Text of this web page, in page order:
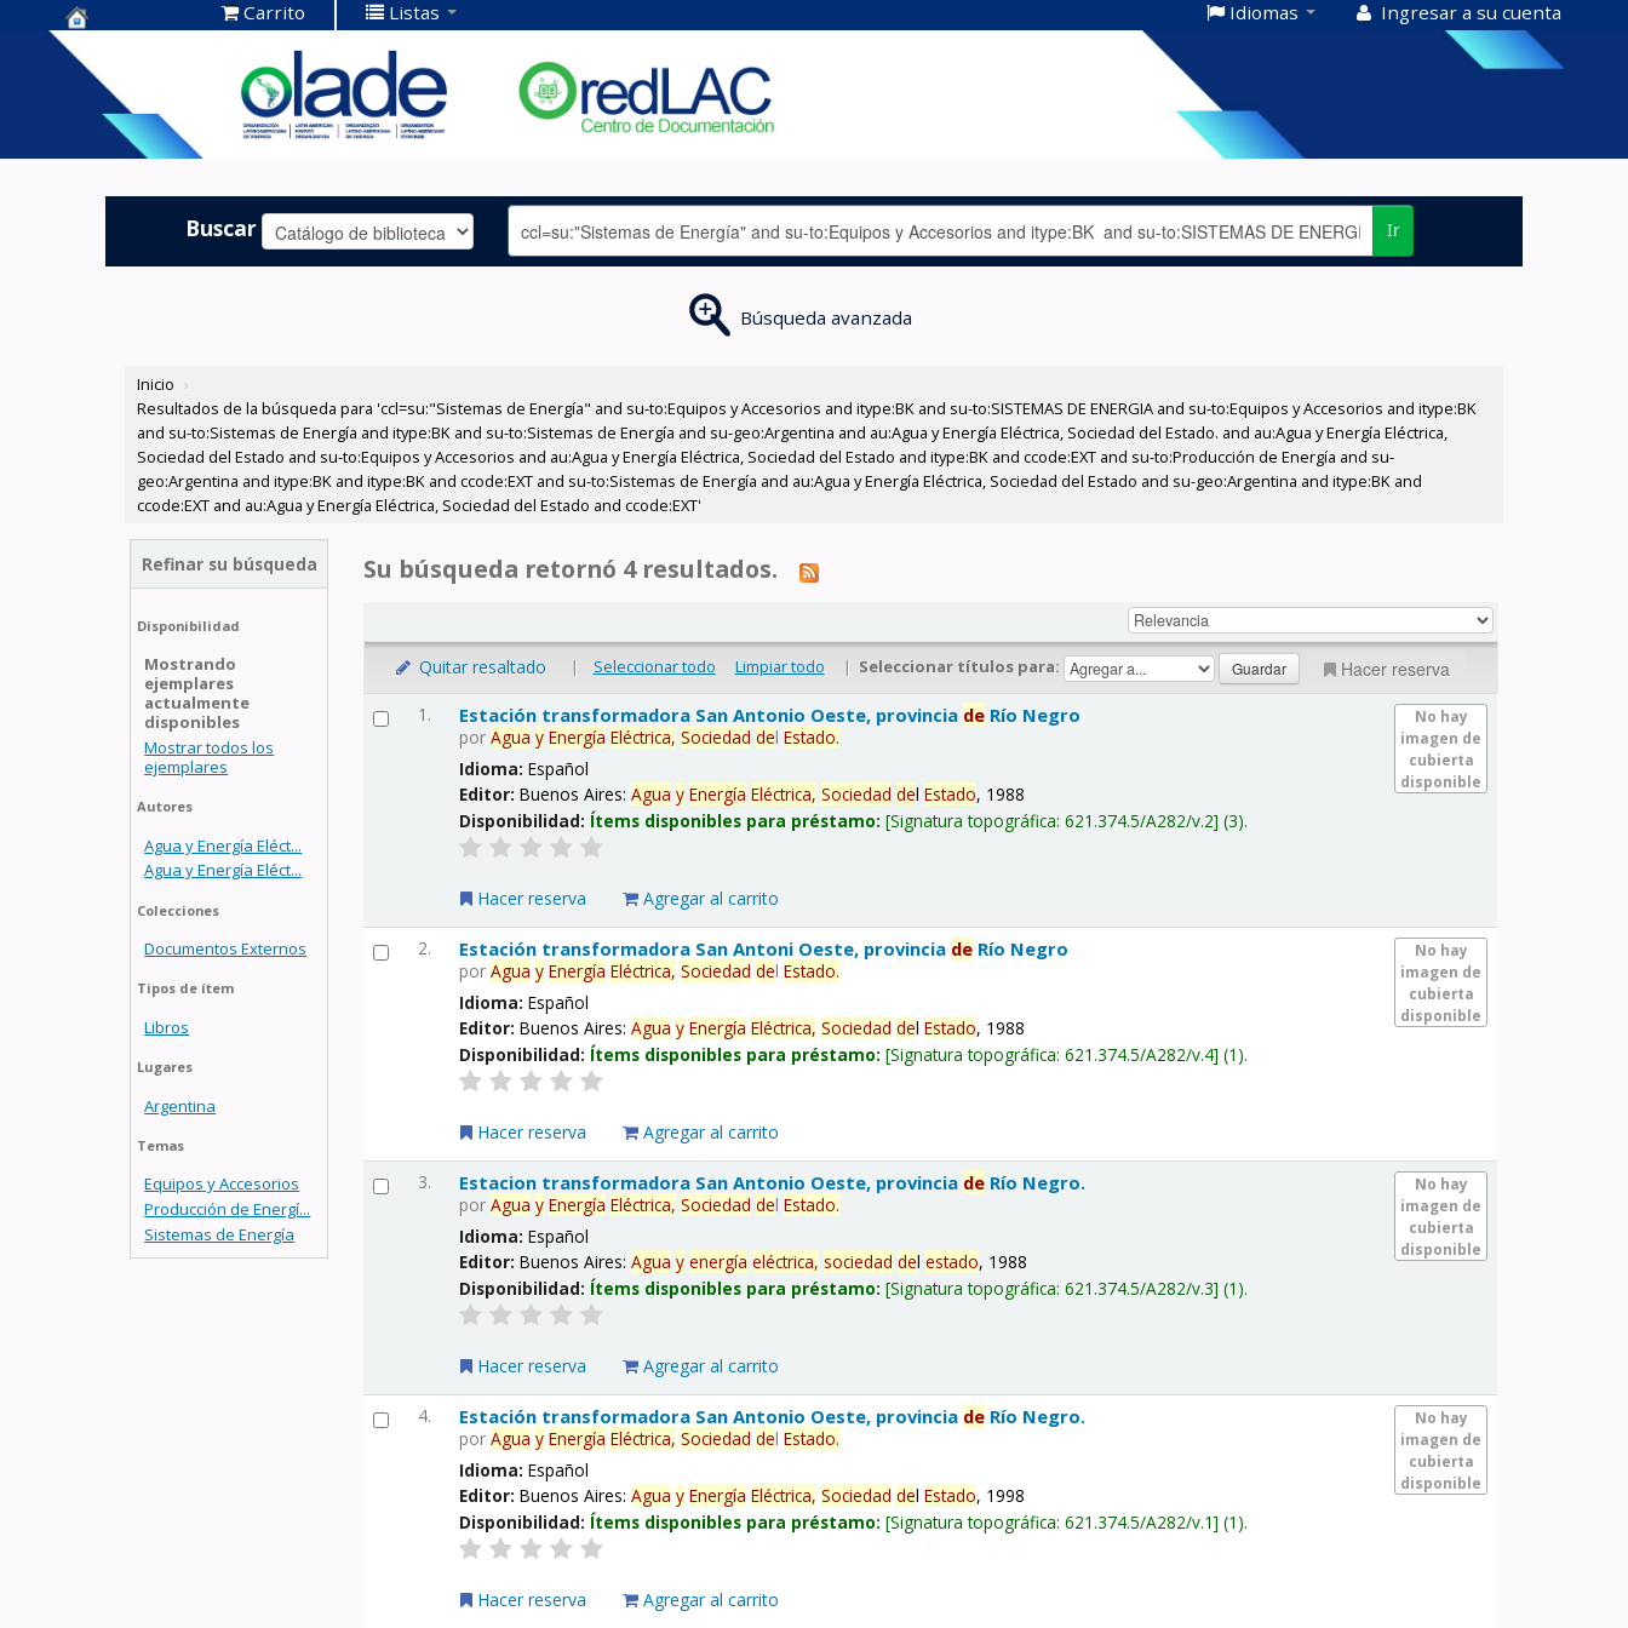
Centro de
Documentación
OLADE -
Carrito Listas Idiomas Ingresar a su cuenta
Buscar Ir
Búsqueda avanzada
Inicio ›
Resultados de la búsqueda para 'ccl=su:"Sistemas de Energía" and su-to:Equipos y Accesorios and itype:BK and su-to:SISTEMAS DE ENERGIA and su-to:Equipos y Accesorios and itype:BK
and su-to:Sistemas de Energía and itype:BK and su-to:Sistemas de Energía and su-geo:Argentina and au:Agua y Energía Eléctrica, Sociedad del Estado. and au:Agua y Energía Eléctrica,
Sociedad del Estado and su-to:Equipos y Accesorios and au:Agua y Energía Eléctrica, Sociedad del Estado and itype:BK and ccode:EXT and su-to:Producción de Energía and su-
geo:Argentina and itype:BK and itype:BK and ccode:EXT and su-to:Sistemas de Energía and au:Agua y Energía Eléctrica, Sociedad del Estado and su-geo:Argentina and itype:BK and
ccode:EXT and au:Agua y Energía Eléctrica, Sociedad del Estado and ccode:EXT'
Refinar su búsqueda
Disponibilidad
Mostrando
ejemplares
actualmente
disponibles
Mostrar todos los
ejemplares
Autores
Agua y Energía Eléct...
Agua y Energía Eléct...
Colecciones
Documentos Externos
Tipos de ítem
Libros
Lugares
Argentina
Temas
Equipos y Accesorios
Producción de Energí...
Sistemas de Energía
Su búsqueda retornó 4 resultados.
Quitar resaltado | Seleccionar todo Limpiar todo | Seleccionar títulos para: Hacer reserva
1.
No hay
imagen de
cubierta
disponible
Estación transformadora San Antonio Oeste, provincia de Río Negro
porAgua y Energía Eléctrica, Sociedad delEstado.
Idioma:Español
Editor:Buenos Aires:Agua y Energía Eléctrica, Sociedad delEstado, 1988
Disponibilidad: Ítems disponibles para préstamo: Signatura topográfica:621.374.5/A282/v.2 (3).
Hacer reserva Agregar al carrito
2.
No hay
imagen de
cubierta
disponible
Estación transformadora San Antoni Oeste, provincia de Río Negro
porAgua y Energía Eléctrica, Sociedad delEstado.
Idioma:Español
Editor:Buenos Aires:Agua y Energía Eléctrica, Sociedad delEstado, 1988
Disponibilidad: Ítems disponibles para préstamo: Signatura topográfica:621.374.5/A282/v.4 (1).
Hacer reserva Agregar al carrito
3.
No hay
imagen de
cubierta
disponible
Estacion transformadora San Antonio Oeste, provincia de Río Negro.
porAgua y Energía Eléctrica, Sociedad delEstado.
Idioma:Español
Editor:Buenos Aires:Agua y energía eléctrica, sociedad delestado, 1988
Disponibilidad: Ítems disponibles para préstamo: Signatura topográfica:621.374.5/A282/v.3 (1).
Hacer reserva Agregar al carrito
4.
No hay
imagen de
cubierta
disponible
Estación transformadora San Antonio Oeste, provincia de Río Negro.
porAgua y Energía Eléctrica, Sociedad delEstado.
Idioma:Español
Editor:Buenos Aires:Agua y Energía Eléctrica, Sociedad delEstado, 1998
Disponibilidad: Ítems disponibles para préstamo: Signatura topográfica:621.374.5/A282/v.1 (1).
Hacer reserva Agregar al carrito